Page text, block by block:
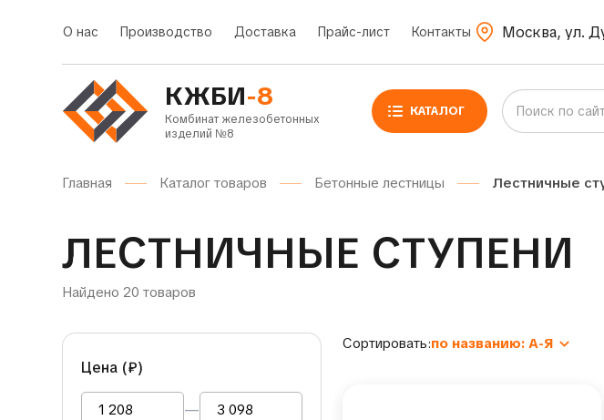
О нас Производство Доставка Прайс-лист Контакты Москва, ул.
КЖБИ-8
Комбинат железобетонных
изделий №8
КАТАЛОГ
Главная Каталог товаров Бетонные лестницы Лестничные
ЛЕСТНИЧНЫЕ СТУПЕНИ
Найдено 20 товаров
Цена (₽)
—
Сортировать:по названию: А-Я